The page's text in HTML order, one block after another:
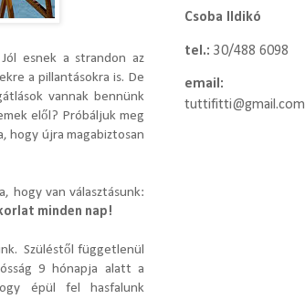
esnek a strandon az
a pillantásokra is. De
vannak bennünk
elől? Próbáljuk meg
hogy újra magabiztosan
hogy van választásunk:
minden nap!
Szüléstől függetlenül
9 hónapja alatt a
épül fel hasfalunk
Csoba Ildikó
tel.: 30/488 6098
email:
tuttifitti@gmail.com